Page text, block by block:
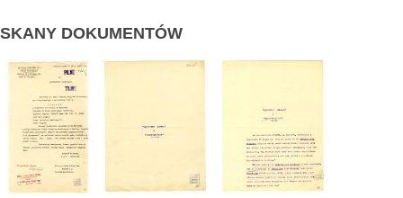
SKANY DOKUMENTÓW